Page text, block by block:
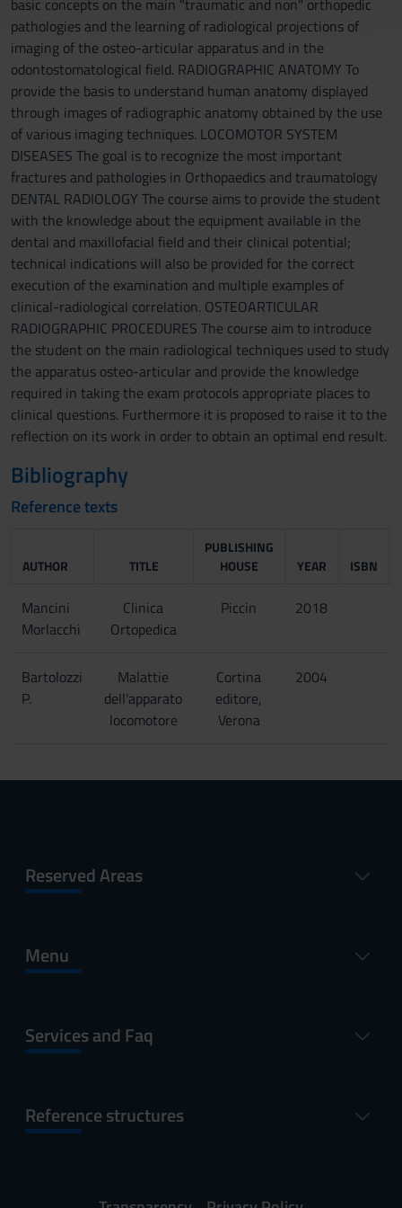
con altre informazioni che hai fornito loro o che hanno
raccolto dal tuo utilizzo dei loro servizi.
basic concepts on the main "traumatic and non" orthopedic
pathologies and the learning of radiological projections of
imaging of the osteo-articular apparatus and in the
odontostomatological field. RADIOGRAPHIC ANATOMY To
provide the basis to understand human anatomy displayed
through images of radiographic anatomy obtained by the use
of various imaging techniques. LOCOMOTOR SYSTEM
DISEASES The goal is to recognize the most important
fractures and pathologies in Orthopaedics and traumatology
DENTAL RADIOLOGY The course aims to provide the student
with the knowledge about the equipment available in the
dental and maxillofacial field and their clinical potential;
technical indications will also be provided for the correct
execution of the examination and multiple examples of
clinical-radiological correlation. OSTEOARTICULAR
RADIOGRAPHIC PROCEDURES The course aim to introduce
the student on the main radiological techniques used to study
the apparatus osteo-articular and provide the knowledge
required in taking the exam protocols appropriate places to
clinical questions. Furthermore it is proposed to raise it to the
reflection on its work in order to obtain an optimal end result.
Bibliography
Reference texts
AUTHOR TITLE
PUBLISHING
HOUSE
YEAR ISBN
Mancini
Morlacchi
Clinica
Ortopedica
Piccin 2018
Bartolozzi
P.
Malattie
dell'apparato
locomotore
Cortina
editore,
Verona
2004
Reserved Areas
Menu
Services and Faq
Reference structures